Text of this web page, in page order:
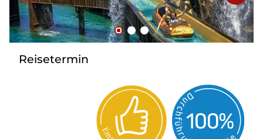
Bus mieten
Flughafentransfer
Kontakt
Reisetermin